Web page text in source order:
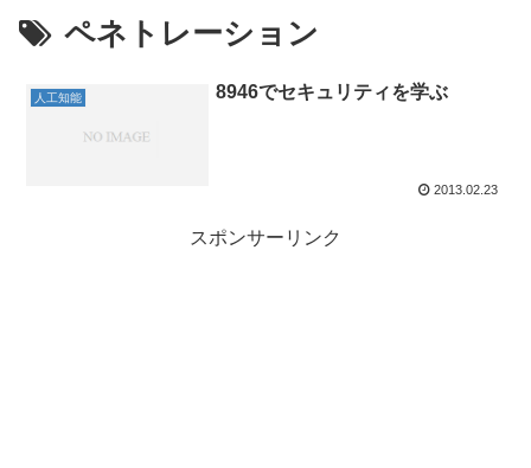
ペネトレーション
人工知能 8946でセキュリティを学ぶ
2013.02.23
スポンサーリンク